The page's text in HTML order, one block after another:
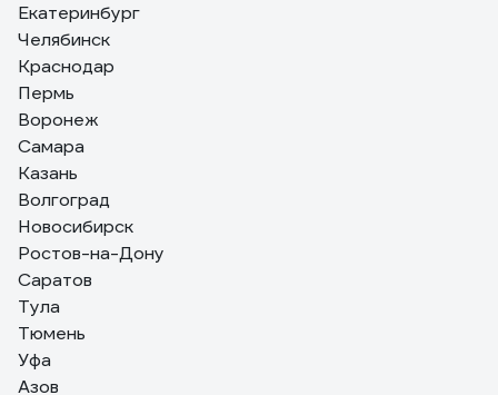
Отзыв о Valtec до +90 С, 1,5м3, 1/2", 110 мм
Алексей
Брал взамен ранее установленных счетчиков.
Паспорта со «свежими» датами первоначальной
поверки.
Екатеринбург
Челябинск
Краснодар
Пермь
Воронеж
Самара
Казань
Волгоград
Новосибирск
Ростов-на-Дону
Саратов
Тула
Тюмень
Уфа
Азов